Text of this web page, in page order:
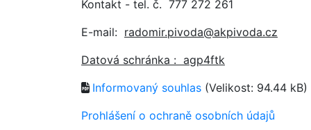
Kontakt - tel. č. 777 272 261
E-mail: radomir.pivoda@akpivoda.cz
Datová schránka : agp4ftk
Informovaný souhlas (Velikost: 94.44 kB)
Prohlášení o ochraně osobních údajů